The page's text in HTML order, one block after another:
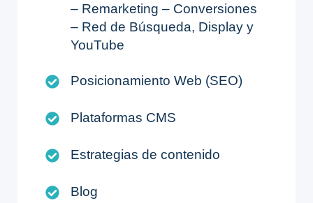
– Remarketing – Conversiones
– Red de Búsqueda, Display y
YouTube
Posicionamiento Web (SEO)
Plataformas CMS
Estrategias de contenido
Blog